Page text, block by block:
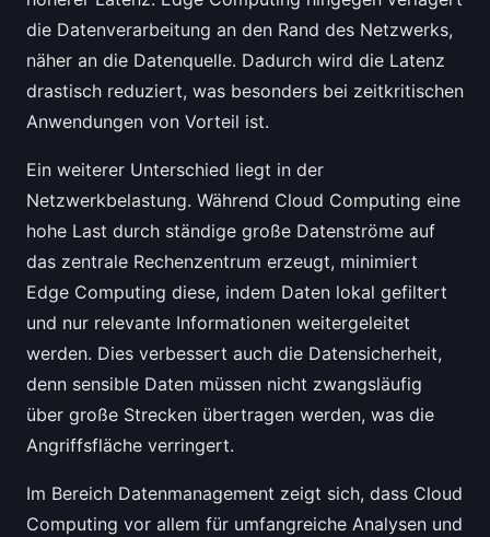
die Datenverarbeitung an den Rand des Netzwerks,
näher an die Datenquelle. Dadurch wird die Latenz
drastisch reduziert, was besonders bei zeitkritischen
Anwendungen von Vorteil ist.
Ein weiterer Unterschied liegt in der
Netzwerkbelastung. Während Cloud Computing eine
hohe Last durch ständige große Datenströme auf
das zentrale Rechenzentrum erzeugt, minimiert
Edge Computing diese, indem Daten lokal gefiltert
und nur relevante Informationen weitergeleitet
werden. Dies verbessert auch die Datensicherheit,
denn sensible Daten müssen nicht zwangsläufig
über große Strecken übertragen werden, was die
Angriffsfläche verringert.
Im Bereich Datenmanagement zeigt sich, dass Cloud
Computing vor allem für umfangreiche Analysen und